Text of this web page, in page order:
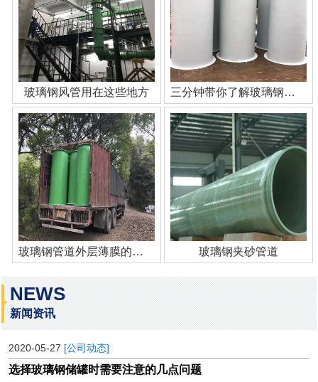
玻璃钢风管用在这些地方 三分钟带你了解玻璃钢管道
玻璃钢管道外层薄膜的作用 玻璃钢夹砂管道
NEWS
新闻资讯
2020-05-27 [公司动态]
选择玻璃钢储罐时需要注意的几点问题